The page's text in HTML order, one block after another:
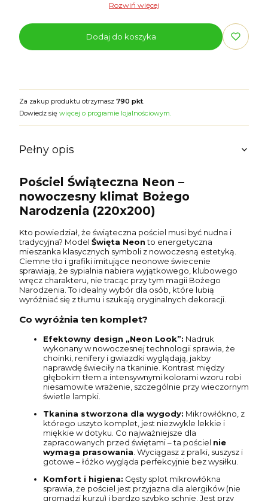
Rozwiń więcej
Dodaj do koszyka
Za zakup produktu otrzymasz 790 pkt.
Dowiedz się więcej o programie lojalnościowym.
Pełny opis
Pościel Świąteczna Neon –
nowoczesny klimat Bożego
Narodzenia (220x200)
Kto powiedział, że świąteczna pościel musi być nudna i
tradycyjna? Model Święta Neonto energetyczna
mieszanka klasycznych symboli z nowoczesną estetyką.
Ciemne tło i grafiki imitujące neonowe świecenie
sprawiają, że sypialnia nabiera wyjątkowego, klubowego
wręcz charakteru, nie tracąc przy tym magii Bożego
Narodzenia. To idealny wybór dla osób, które lubią
wyróżniać się z tłumu i szukają oryginalnych dekoracji.
Co wyróżnia ten komplet?
Efektowny design „Neon Look”: Nadruk
wykonany w nowoczesnej technologii sprawia, że
choinki, renifery i gwiazdki wyglądają, jakby
naprawdę świeciły na tkaninie. Kontrast między
głębokim tłem a intensywnymi kolorami wzoru robi
niesamowite wrażenie, szczególnie przy wieczornym
świetle lampki.
Tkanina stworzona dla wygody: Mikrowłókno, z
którego uszyto komplet, jest niezwykle lekkie i
miękkie w dotyku. Co najważniejsze dla
zapracowanych przed świętami – ta pościel nie
wymaga prasowania . Wyciągasz z pralki, suszysz i
gotowe – łóżko wygląda perfekcyjnie bez wysiłku.
Komfort i higiena: Gęsty splot mikrowłókna
sprawia, że pościel jest przyjazna dla alergików (nie
gromadzi kurzu) i bardzo szybko schnie. Jest przy